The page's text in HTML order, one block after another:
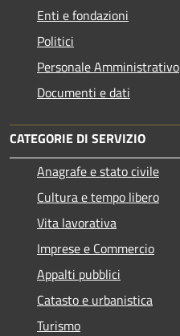
Enti e fondazioni
Politici
Personale Amministrativo
Documenti e dati
CATEGORIE DI SERVIZIO
Anagrafe e stato civile
Cultura e tempo libero
Vita lavorativa
Imprese e Commercio
Appalti pubblici
Catasto e urbanistica
Turismo